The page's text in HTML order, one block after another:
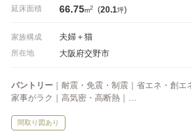
延床面積 66.75m2 (20.1坪)
家族構成 夫婦＋猫
所在地 大阪府交野市
パントリー ｜耐震・免震・制震｜省エネ・創エ
家事がラク｜高気密・高断熱｜…
間取り図あり